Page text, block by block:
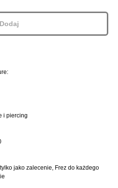
Dodaj
i piercing
jako zalecenie, Frez do każdego